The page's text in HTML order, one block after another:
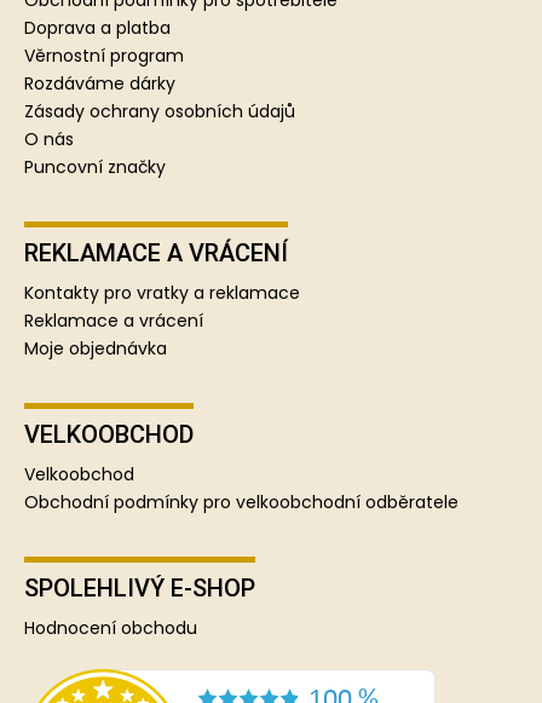
Doprava a platba
Věrnostní program
Rozdáváme dárky
Zásady ochrany osobních údajů
O nás
Puncovní značky
REKLAMACE A VRÁCENÍ
Kontakty pro vratky a reklamace
Reklamace a vrácení
Moje objednávka
VELKOOBCHOD
Velkoobchod
Obchodní podmínky pro velkoobchodní odběratele
SPOLEHLIVÝ E-SHOP
Hodnocení obchodu